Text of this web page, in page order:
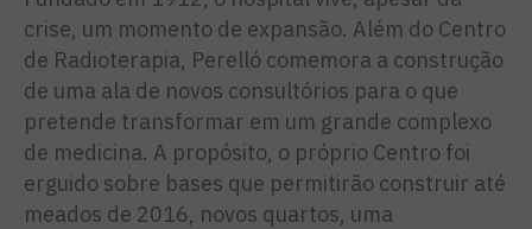
crise, um momento de expansão. Além do Centro
de Radioterapia, Perelló comemora a construção
de uma ala de novos consultórios para o que
pretende transformar em um grande complexo
de medicina. A propósito, o próprio Centro foi
erguido sobre bases que permitirão construir até
meados de 2016, novos quartos, uma